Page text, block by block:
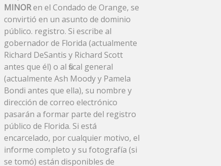
MINORen el Condado de Orange, se
convirtió en un asunto de dominio
público. registro. Si escribe al
gobernador de Florida (actualmente
Richard DeSantis y Richard Scott
antes que él) o al fiscal general
(actualmente Ash Moody y Pamela
Bondi antes que ella), su nombre y
dirección de correo electrónico
pasarán a formar parte del registro
público de Florida. Si está
encarcelado, por cualquier motivo, el
informe completo y su fotografía (si
se tomó) están disponibles de